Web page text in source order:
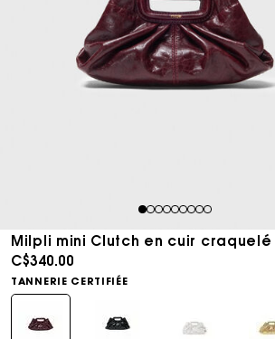
123456789
Milpli mini Clutch en cuir craquelé
C$340.00
TANNERIE CERTIFIÉE